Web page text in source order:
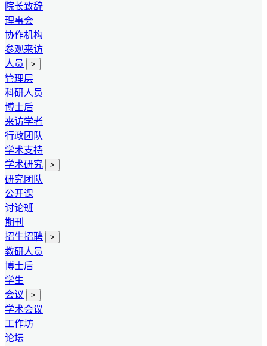
院长致辞
理事会
协作机构
参观来访
人员
>
管理层
科研人员
博士后
来访学者
行政团队
学术支持
学术研究
>
研究团队
公开课
讨论班
期刊
招生招聘
>
教研人员
博士后
学生
会议
>
学术会议
工作坊
论坛